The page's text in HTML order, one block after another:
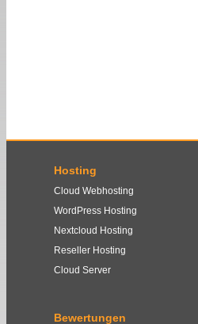
Hosting
Cloud Webhosting
WordPress Hosting
Nextcloud Hosting
Reseller Hosting
Cloud Server
Bewertungen